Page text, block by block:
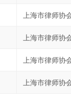
上海市律师协
上海市律师协
上海市律师协
上海市律师协